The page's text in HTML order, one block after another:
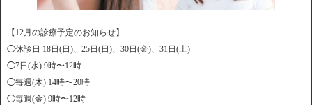
【12月の診療予定のお知らせ】
◯休診日 18日(日)、25日(日)、30日(金)、31日(土)
◯7日(水) 9時〜12時
◯毎週(木) 14時〜20時
◯毎週(金) 9時〜12時